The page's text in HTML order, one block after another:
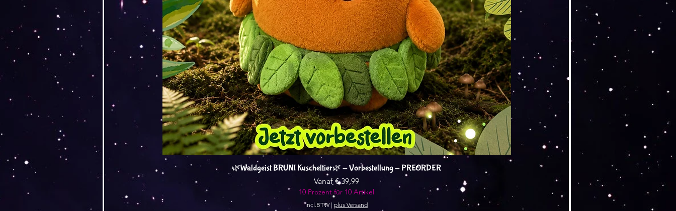
Snel overzicht
🌿Waldgeist BRUNI Kuscheltier🌿 - Vorbestellung - PREORDER
Vanaf € 39,99
Verkoopprijs
10 Prozent für 10 Artikel
incl.BTW | plus Versand